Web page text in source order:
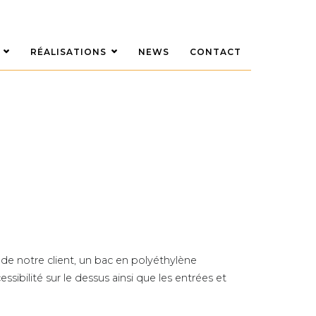
RÉALISATIONS NEWS CONTACT
notre client, un bac en polyéthylène
sur le dessus ainsi que les entrées et